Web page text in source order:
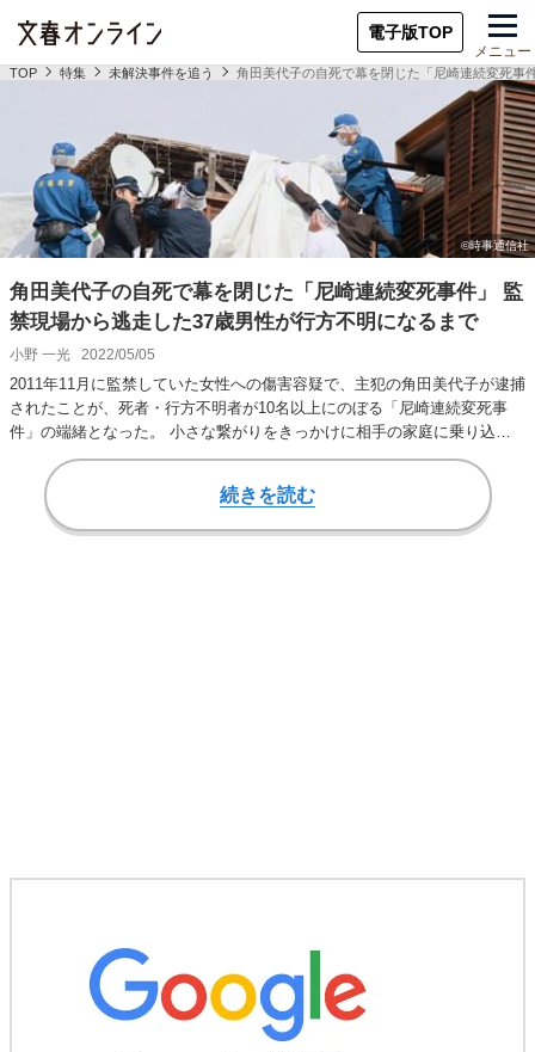
電子版TOP
メニュー
TOP 特集 未解決事件を追う 角田美代子の自死で幕を閉じた「尼崎連続変死事
角田美代子の自死で幕を閉じた「尼崎連続変死事件」 監
禁現場から逃走した37歳男性が行方不明になるまで
小野 一光 2022/05/05
2011年11月に監禁していた女性への傷害容疑で、主犯の角田美代子が逮捕
されたことが、死者・行方不明者が10名以上にのぼる「尼崎連続変死事
件」の端緒となった。 小さな繋がりをきっかけに相手の家庭に乗り込
み、美代子に…
続きを読む